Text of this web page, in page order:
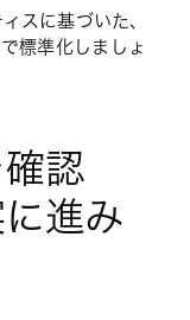
スに基づいた、
標準化しましょ
認
進み